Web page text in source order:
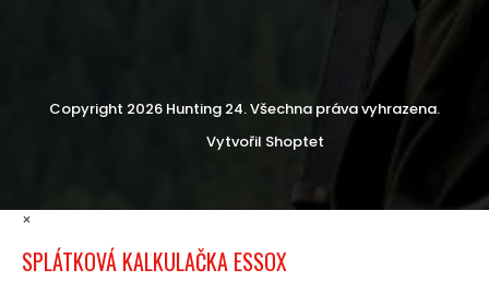
Vytvořil Shoptet
Copyright 2026 Hunting 24. Všechna práva vyhrazena.
×
SPLÁTKOVÁ KALKULAČKA ESSOX